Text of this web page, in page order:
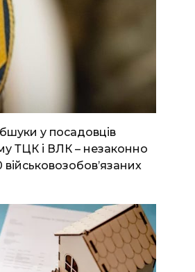
у посадовців
ТЦК і ВЛК – незаконно